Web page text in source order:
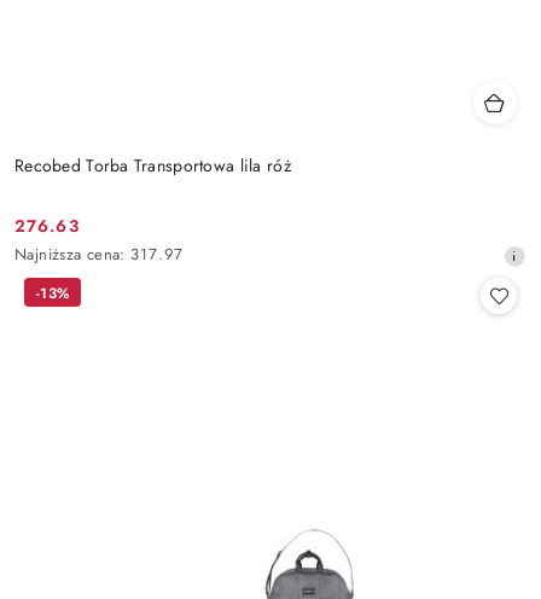
Recobed Torba Transportowa lila róż
Cena
promocyjna:
276.63
Najniższa
cena
Najniższa cena: 317.97
-13%